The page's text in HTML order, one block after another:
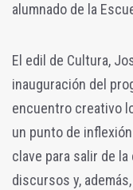
alumnado de la
El edil de Cultura,
inauguración del
encuentro creativo
un punto de
clave para salir de
discursos y,